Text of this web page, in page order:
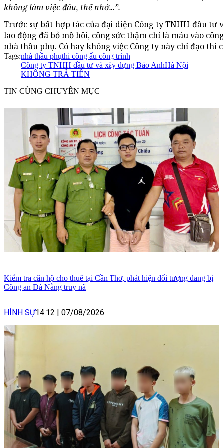
không làm việc đâu, thế nhớ...”.
Trước sự bất hợp tác của đại diện Công ty TNHH đầu
lao động đã bỏ mồ hôi, công sức thậm chí là máu vào
nhà thầu phụ. Có hay không việc Công ty này chỉ đạo thi
Tags:nhà thầu phụthi công ẩu công trình
Công ty TNHH đầu tư và xây dựng Bảo AnhHà Nội
KHÔNG TRẢ TIỀN
TIN CÙNG CHUYÊN MỤC
Kiểm tra căn hộ cho thuê tại Cần Thơ, phát hiện đối tượng đang bị
Công an Đà Nẵng truy nã
HÌNH SỰ14:12 07/08/2026